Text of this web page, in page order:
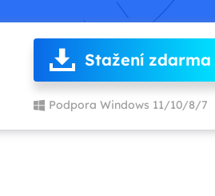
Stažení zdarma
Podpora Windows 11/10/8/7